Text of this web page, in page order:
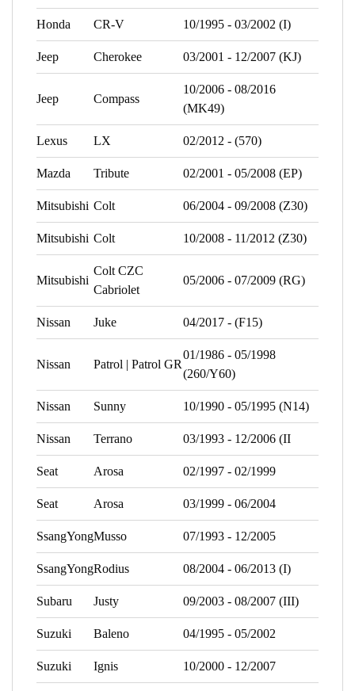
Honda CR-V 10/1995 - 03/2002 (I)
Jeep Cherokee 03/2001 - 12/2007 (KJ)
Jeep Compass
10/2006 - 08/2016
(MK49)
Lexus LX 02/2012 - (570)
Mazda Tribute 02/2001 - 05/2008 (EP)
Mitsubishi Colt 06/2004 - 09/2008 (Z30)
Mitsubishi Colt 10/2008 - 11/2012 (Z30)
Mitsubishi
Colt CZC
Cabriolet
05/2006 - 07/2009 (RG)
Nissan Juke 04/2017 - (F15)
Nissan Patrol | Patrol GR
01/1986 - 05/1998
(260/Y60)
Nissan Sunny 10/1990 - 05/1995 (N14)
Nissan Terrano 03/1993 - 12/2006 (II
Seat Arosa 02/1997 - 02/1999
Seat Arosa 03/1999 - 06/2004
SsangYongMusso 07/1993 - 12/2005
SsangYongRodius 08/2004 - 06/2013 (I)
Subaru Justy 09/2003 - 08/2007 (III)
Suzuki Baleno 04/1995 - 05/2002
Suzuki Ignis 10/2000 - 12/2007